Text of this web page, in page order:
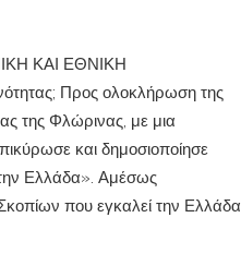
ΚΑΙ ΕΘΝΙΚΗ
Προς ολοκλήρωση της
της Φλώρινας, με μια
και δημοσιοποίησε
Ελλάδα». Αμέσως
που εγκαλεί την Ελλάδα